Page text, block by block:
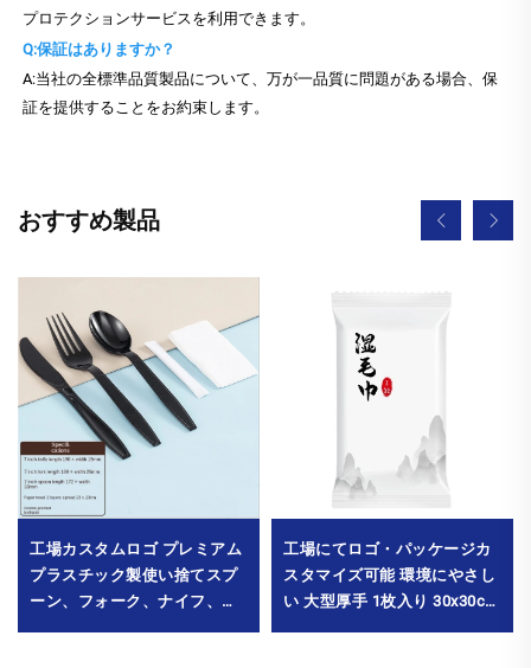
プロテクションサービスを利用できます。
Q:保証はありますか？
A:当社の全標準品質製品について、万が一品質に問題がある場合、保
証を提供することをお約束します。
おすすめ製品
工場カスタムロゴ プレミアム
プラスチック製使い捨てスプ
ーン、フォーク、ナイフ、ペ
工場にてロゴ・パッケージカ
スタマイズ可能 環境にやさし
い 大型厚手 1枚入り 30x30cm